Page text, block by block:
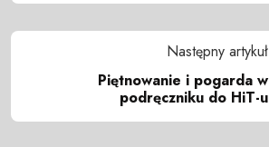
Następny artykuł
Piętnowanie i pogarda w
podręczniku do HiT-u